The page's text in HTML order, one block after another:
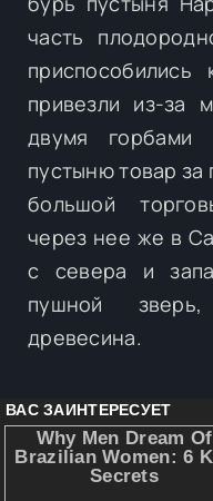
часть
приспособились
привезли из-за
двумя горбами
пустыню товар
большой
через нее же в
с севера и
пушной
древесина.